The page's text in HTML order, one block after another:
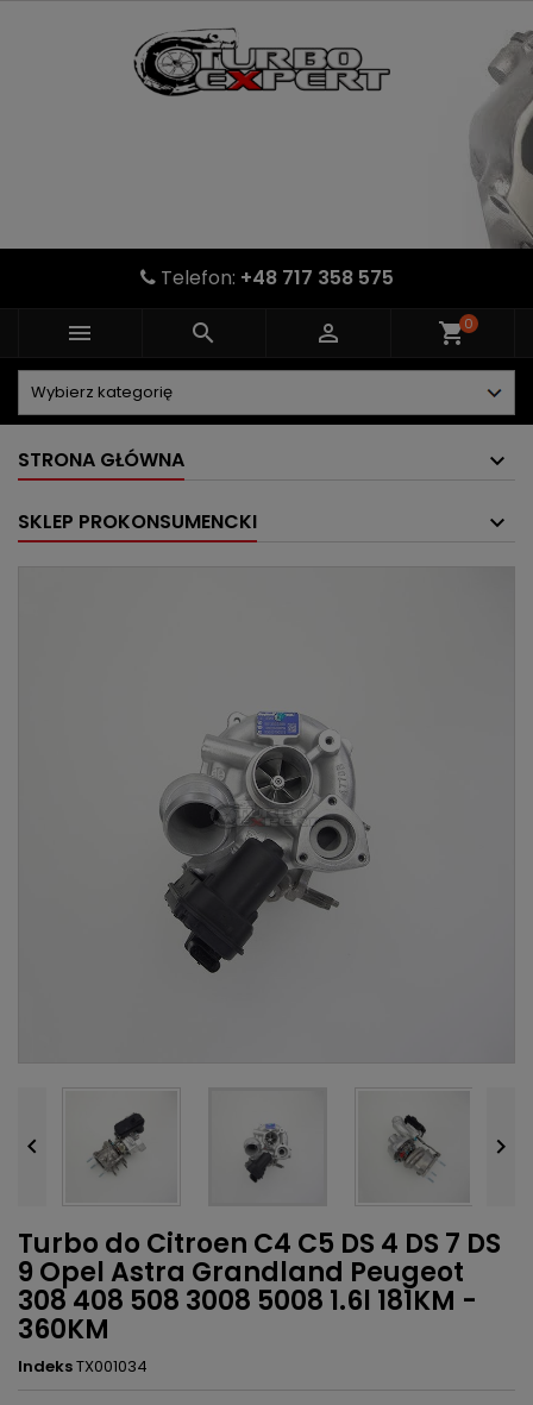
Telefon: +48 717 358 575
   shopping_cart0
STRONA GŁÓWNA
SKLEP PROKONSUMENCKI
 
Turbo do Citroen C4 C5 DS 4 DS 7 DS
9 Opel Astra Grandland Peugeot
308 408 508 3008 5008 1.6l 181KM -
360KM
IndeksTX001034